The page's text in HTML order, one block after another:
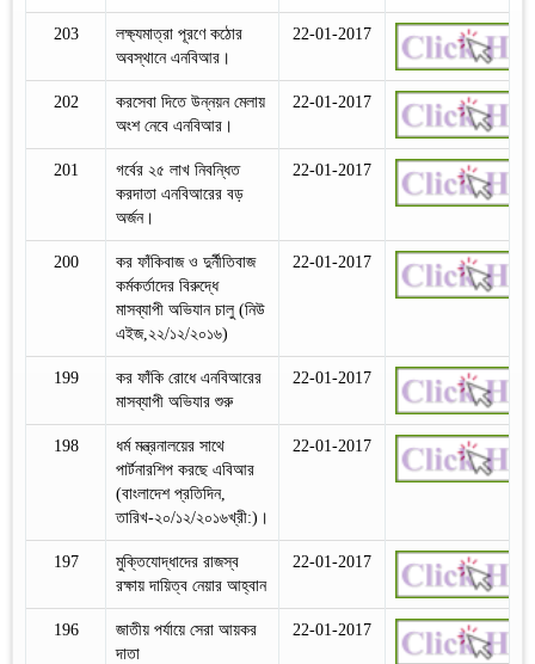
203
লক্ষ্যমাত্রা পূরণে কঠোর
অবস্থানে এনবিআর।
22-01-2017
202
করসেবা দিতে উন্নয়ন মেলায়
অংশ নেবে এনবিআর।
22-01-2017
201
গর্বের ২৫ লাখ নিবন্ধিত
করদাতা এনবিআরের বড়
অর্জন।
22-01-2017
200
কর ফাঁকিবাজ ও দুর্নীতিবাজ
কর্মকর্তাদের বিরুদ্ধে
মাসব্যাপী অভিযান চালু (নিউ
এইজ,২২/১২/২০১৬)
22-01-2017
199
কর ফাঁকি রোধে এনবিআরের
মাসব্যাপী অভিযার শুরু
22-01-2017
198
ধর্ম মন্ত্রনালয়ের সাথে
পার্টনারশিপ করছে এবিআর
(বাংলাদেশ প্রতিদিন,
তারিখ-২০/১২/২০১৬খ্রী:)।
22-01-2017
197
মুক্তিযোদ্ধাদের রাজস্ব
রক্ষায় দায়িত্ব নেয়ার আহ্বান
22-01-2017
196
জাতীয় পর্যায়ে সেরা আয়কর
দাতা
22-01-2017